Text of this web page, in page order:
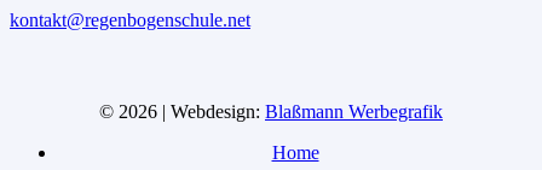
kontakt@regenbogenschule.net
© 2026 | Webdesign: Blaßmann Werbegrafik
Home